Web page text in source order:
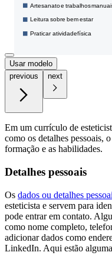
Usar modelo
previous
next
Em um currículo de
como os detalhes pessoais,
formação e as habilidades.
Detalhes pessoais
Os dados ou detalhes
esteticista e servem para
pode entrar em contato.
como nome completo,
adicionar dados como
LinkedIn. Aqui estão